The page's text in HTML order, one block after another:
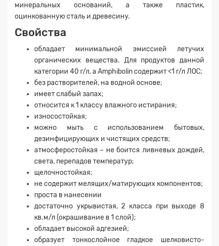
минеральных оснований, а также пластик,
оцинкованную сталь и древесину.
Свойства
обладает минимальной эмиссией летучих
органических вещества. Для продуктов данной
категории 40 г/л, а Amphibolin содержит <1 г/л ЛОС;
без растворителей, на водной основе;
имеет слабый запах;
относится к 1 классу влажного истирания;
износостойкая;
можно мыть с использованием бытовых,
дезинфицирующих и чистящих средств;
атмосферостойкая – не боится ливневых дождей,
света, перепадов температур;
щелочностойкая;
не содержит мелящих/матирующих компонентов;
проста в нанесении
достаточно укрывистая, 2 класса при выходе 8
кв.м/л (окрашивание в 1 слой);
обладает высокой адгезией;
образует тонкослойное гладкое шелковисто-